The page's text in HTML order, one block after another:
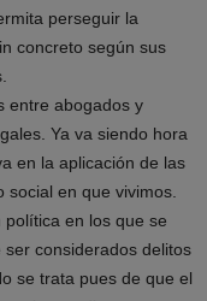
perseguir la
concreto según sus
entre abogados y
Ya va siendo hora
en la aplicación de las
en que vivimos.
en los que se
considerados delitos
se trata pues de que el